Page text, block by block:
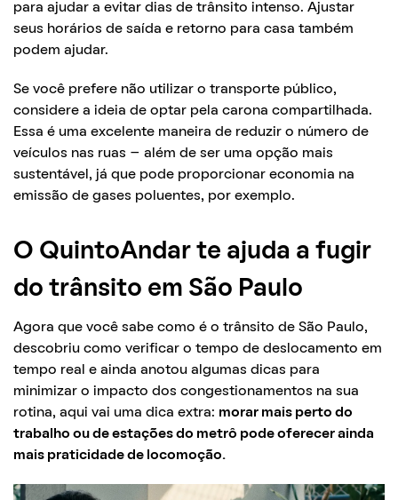
para ajudar a evitar dias de trânsito intenso. Ajustar
seus horários de saída e retorno para casa também
podem ajudar.
Se você prefere não utilizar o transporte público,
considere a ideia de optar pela carona compartilhada.
Essa é uma excelente maneira de reduzir o número de
veículos nas ruas – além de ser uma opção mais
sustentável, já que pode proporcionar economia na
emissão de gases poluentes, por exemplo.
O QuintoAndar te ajuda a fugir
do trânsito em São Paulo
Agora que você sabe como é o trânsito de São Paulo,
descobriu como verificar o tempo de deslocamento em
tempo real e ainda anotou algumas dicas para
minimizar o impacto dos congestionamentos na sua
rotina, aqui vai uma dica extra: morar mais perto do
trabalho ou de estações do metrô pode oferecer ainda
mais praticidade de locomoção.